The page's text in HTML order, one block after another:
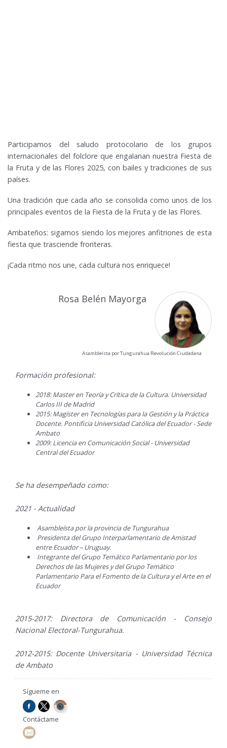
Participamos del saludo protocolario de los grupos
internacionales del folclore que engalanan nuestra Fiesta de
la Fruta y de las Flores 2025, con bailes y tradiciones de sus
países.
Una tradición que cada año se consolida como unos de los
principales eventos de la Fiesta de la Fruta y de las Flores.
Ambateños: sigamos siendo los mejores anfitriones de esta
fiesta que trasciende fronteras.
¡Cada ritmo nos une, cada cultura nos enriquece!
Rosa Belén Mayorga
Asambleísta por Tungurahua Revolución Ciudadana
Formación profesional:
2018: Master en Teoría y Crítica de la Cultura. Universidad
Carlos III de Madrid
2015: Magíster en Tecnologías para la Gestión y la Práctica
Docente. Pontificia Universidad Católica del Ecuador - Sede
Ambato
2009: Licencia en Comunicación Social - Universidad
Central del Ecuador
Se ha desempeñado como:
2021 - Actualidad
Asambleísta por la provincia de Tungurahua
Presidenta del Grupo Interparlamentario de Amistad
entre Ecuador – Uruguay.
Integrante del Grupo Temático Parlamentario por los
Derechos de las Mujeres y del Grupo Temático
Parlamentario Para el Fomento de la Cultura y el Arte en el
Ecuador
2015-2017: Directora de Comunicación - Consejo
Nacional Electoral-Tungurahua.
2012-2015: Docente Universitaria - Universidad Técnica
de Ambato
Sígueme en
Contáctame